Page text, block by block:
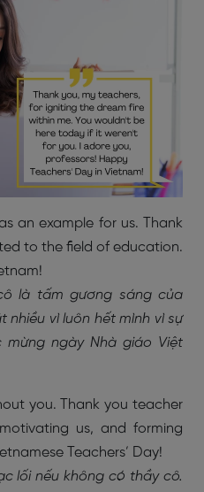
an example for us. Thank
to the field of education.
là tấm gương sáng của
vì luôn hết mình vì sự
mừng ngày Nhà giáo Việt
you. Thank you teacher
us, and forming
Teachers’ Day!
lối nếu không có thầy cô.